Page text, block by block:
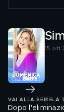
15 ott
VAI ALLA SERIE LA
Dopo